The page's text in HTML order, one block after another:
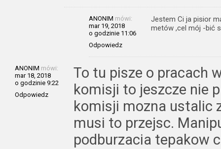
ANONIM mówi:
mar 19, 2018
o godzinie 11:06
Odpowiedz
Jestem Ci ja pisior
metów ,cel mój -bić
ANONIM mówi:
mar 18, 2018
o godzinie 9:22
Odpowiedz
To tu pisze o pracach
komisji to jeszcze nie
komisji mozna ustalic
musi to przejsc.
podburzacia tepakow